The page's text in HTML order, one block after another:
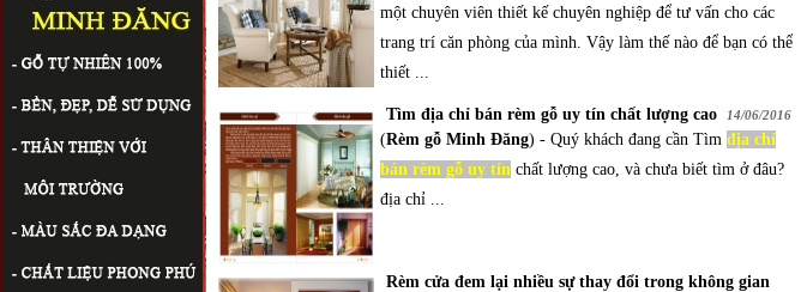
một chuyên viên thiết kế chuyên nghiệp để tư vấn cho các
trang trí căn phòng của mình. Vậy làm thế nào để bạn có thể
thiết ...
Tìm địa chỉ bán rèm gỗ uy tín chất lượng cao 14/06/2016
(Rèm gỗ Minh Đăng) - Quý khách đang cần Tìm địa chỉ
bán rèm gỗ uy tín chất lượng cao, và chưa biết tìm ở đâu?
địa chỉ ...
Rèm cửa đem lại nhiều sự thay đổi trong không gian